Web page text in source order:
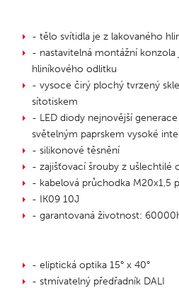
- tělo svítidla je z lakovaného
- nastavitelná montážní konzola
hliníkového odlitku
- vysoce čirý plochý tvrzený
sítotiskem
- LED diody nejnovější
světelným paprskem vysoké
- silikonové těsnění
- zajišťovací šrouby z ušlechtilé
- kabelová průchodka M20x1,5
- IK09 10J
- garantovaná životnost:
- eliptická optika 15° x 40°
- stmívatelný předřadník DALI